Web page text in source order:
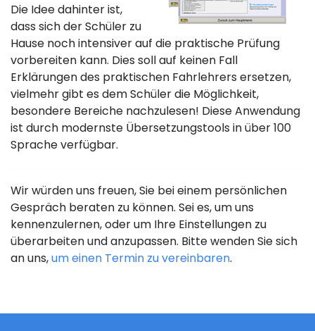
Die Idee dahinter ist,
dass sich der Schüler zu
Hause noch intensiver auf die praktische Prüfung
vorbereiten kann. Dies soll auf keinen Fall
Erklärungen des praktischen Fahrlehrers ersetzen,
vielmehr gibt es dem Schüler die Möglichkeit,
besondere Bereiche nachzulesen! Diese Anwendung
ist durch modernste Übersetzungstools in über 100
Sprache verfügbar.
Wir würden uns freuen, Sie bei einem persönlichen
Gespräch beraten zu können. Sei es, um uns
kennenzulernen, oder um Ihre Einstellungen zu
überarbeiten und anzupassen. Bitte wenden Sie sich
an uns,um einen Termin zu vereinbaren.